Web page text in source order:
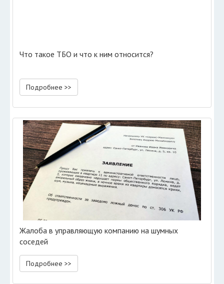
Что такое ТБО и что к ним относится?
Подробнее >>
Жалоба в управляющую компанию на шумных
соседей
Подробнее >>